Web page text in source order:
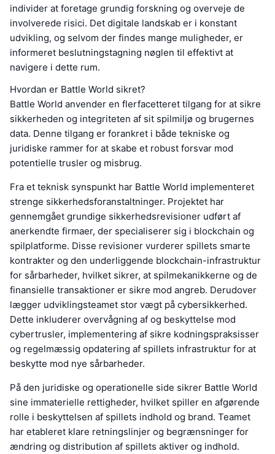
individer at foretage grundig forskning og overveje de
involverede risici. Det digitale landskab er i konstant
udvikling, og selvom der findes mange muligheder, er
informeret beslutningstagning nøglen til effektivt at
navigere i dette rum.
Hvordan er Battle World sikret?
Battle World anvender en flerfacetteret tilgang for at sikre
sikkerheden og integriteten af sit spilmiljø og brugernes
data. Denne tilgang er forankret i både tekniske og
juridiske rammer for at skabe et robust forsvar mod
potentielle trusler og misbrug.
Fra et teknisk synspunkt har Battle World implementeret
strenge sikkerhedsforanstaltninger. Projektet har
gennemgået grundige sikkerhedsrevisioner udført af
anerkendte firmaer, der specialiserer sig i blockchain og
spilplatforme. Disse revisioner vurderer spillets smarte
kontrakter og den underliggende blockchain-infrastruktur
for sårbarheder, hvilket sikrer, at spilmekanikkerne og de
finansielle transaktioner er sikre mod angreb. Derudover
lægger udviklingsteamet stor vægt på cybersikkerhed.
Dette inkluderer overvågning af og beskyttelse mod
cybertrusler, implementering af sikre kodningspraksisser
og regelmæssig opdatering af spillets infrastruktur for at
beskytte mod nye sårbarheder.
På den juridiske og operationelle side sikrer Battle World
sine immaterielle rettigheder, hvilket spiller en afgørende
rolle i beskyttelsen af spillets indhold og brand. Teamet
har etableret klare retningslinjer og begrænsninger for
ændring og distribution af spillets aktiver og indhold.